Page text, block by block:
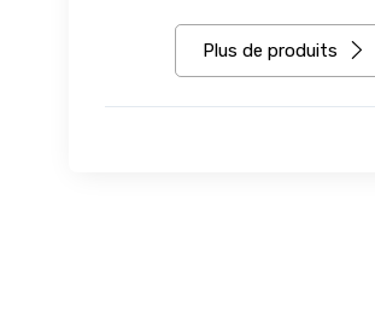
Plus de produits